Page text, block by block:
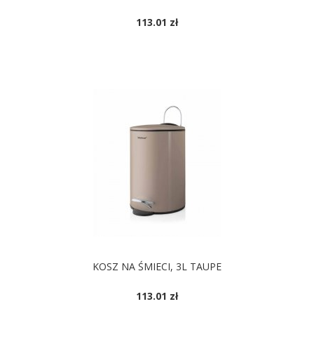
113.01 zł
KOSZ NA ŚMIECI, 3L TAUPE
113.01 zł